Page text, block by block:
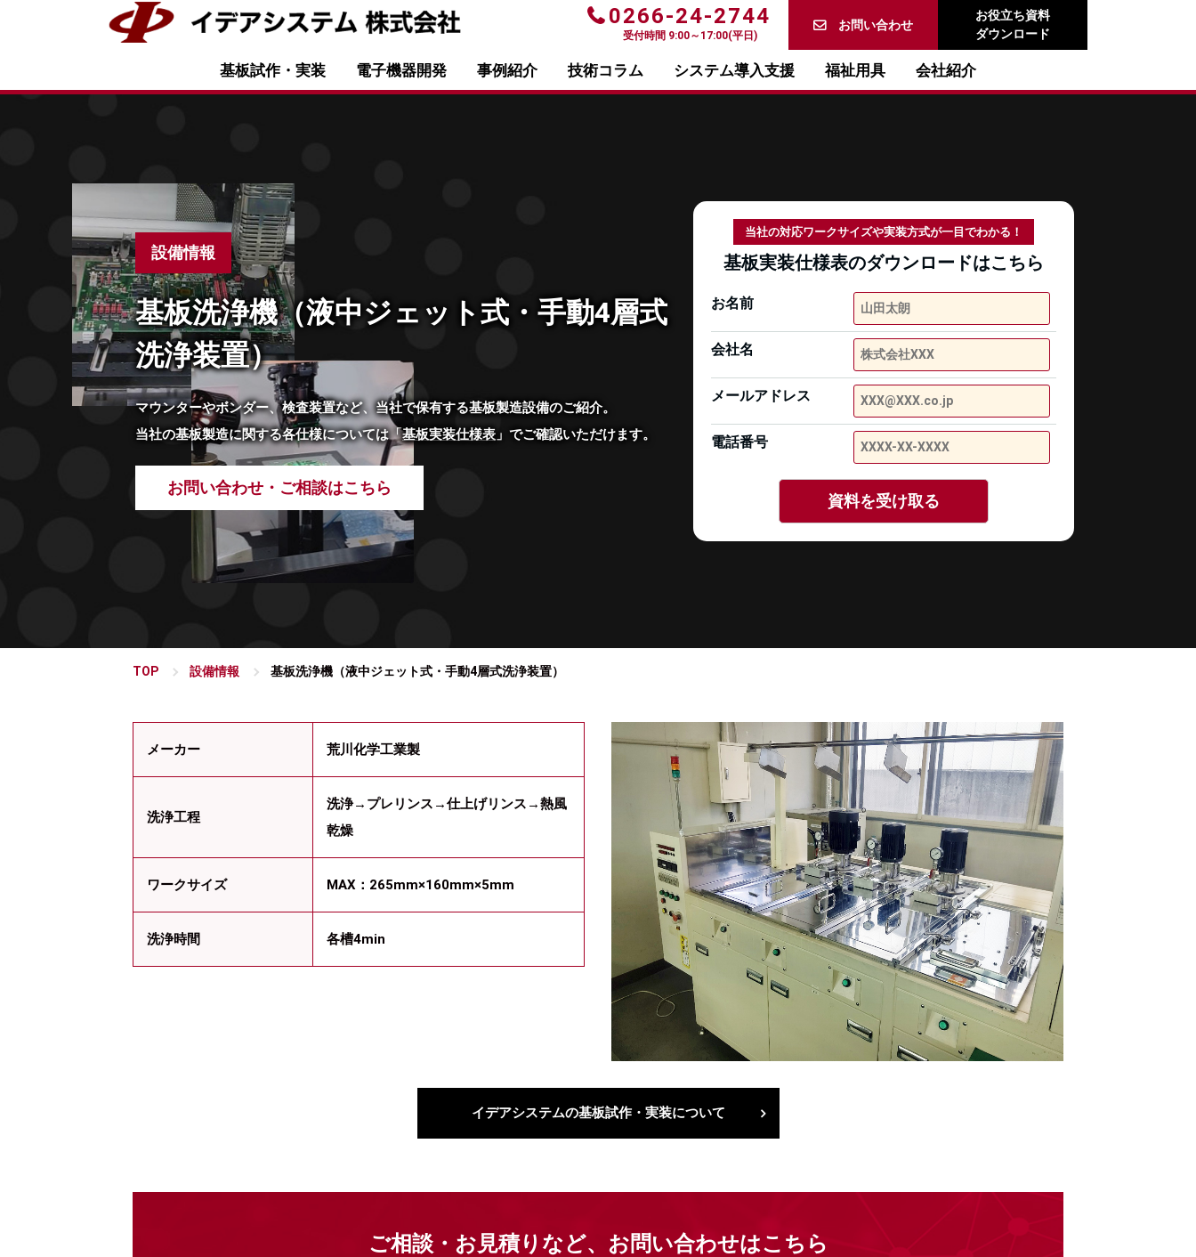
0266-24-2744
受付時間 9:00～17:00(平日)
お問い合わせ
お役立ち資料
ダウンロード
基板試作・実装 電子機器開発 事例紹介 技術コラム システム導入支援 福祉用具 会社紹介
設備情報
基板洗浄機（液中ジェット式・手動4層式
洗浄装置）
マウンターやボンダー、検査装置など、当社で保有する基板製造設備のご紹介。
当社の基板製造に関する各仕様については「基板実装仕様表 」でご確認いただけます。
お問い合わせ・ご相談はこちら
当社の対応ワークサイズや実装方式が一目でわかる！
基板実装仕様表のダウンロードはこちら
お名前
会社名
メールアドレス
電話番号
資料を受け取る
TOP 設備情報 基板洗浄機（液中ジェット式・手動4層式洗浄装置）
メーカー 荒川化学工業製
洗浄工程
洗浄→プレリンス→仕上げリンス→熱風
乾燥
ワークサイズ MAX：265mm×160mm×5mm
洗浄時間 各槽4min
イデアシステムの基板試作・実装について
ご相談・お見積りなど、 お問い合わせはこちら